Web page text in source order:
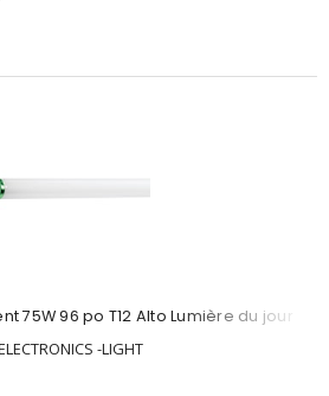
75W 96 po T12 Alto Lumière du jour
-LIGHT